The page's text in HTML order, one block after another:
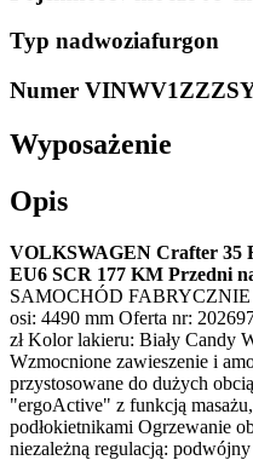
Typ nadwoziafurgon
Numer VIN
Wyposażenie
Opis
VOLKSWAGEN Crafter 35
EU6 SCR 177 KM Przedni
SAMOCHÓD FABRYCZNIE
osi: 4490 mm Oferta nr:
zł Kolor lakieru: Biały Candy
Wzmocnione zawieszenie i
przystosowane do dużych
"ergoActive" z funkcją
podłokietnikami Ogrzewanie
niezależną regulacją: